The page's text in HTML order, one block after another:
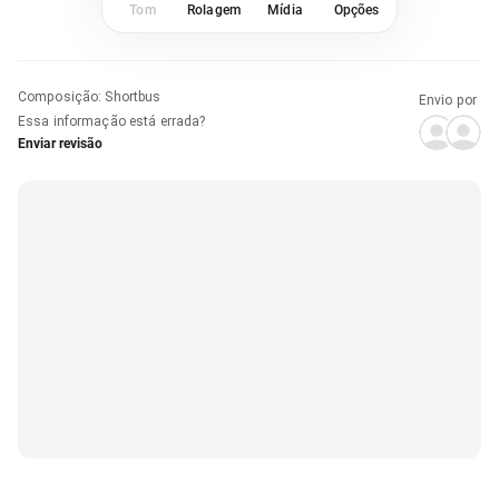
Tom Rolagem Mídia Opções
Composição: Shortbus
Essa informação está errada?
Enviar revisão
Envio por